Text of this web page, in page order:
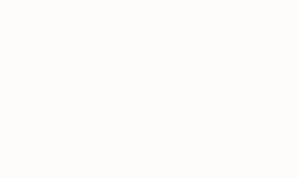
till nationalparken Brijuni.